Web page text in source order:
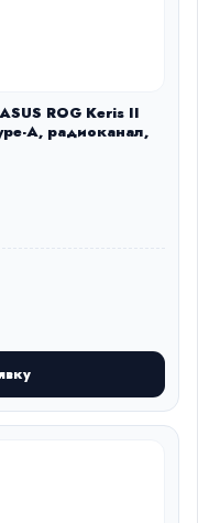
ROG Keris II
A, радиоканал,